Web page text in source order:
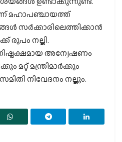
മഹാപഞ്ചായത്ത്
സര്‍ക്കാരിലെത്തിക്കാന്‍
രൂപം നല്കി.
അന്വേഷണം
മറ്റ് മന്ത്രിമാര്‍ക്കും
നിവേദനം നല്കും.